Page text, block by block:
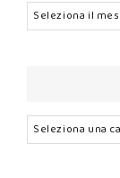
Archivi
Categorie